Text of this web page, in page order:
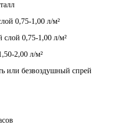
0,75-1,00 л/м²
слой 0,75-1,00 л/м²
2,00 л/м²
или безвоздушный спрей